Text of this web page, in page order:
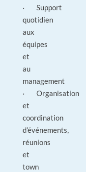
· Support
quotidien
aux
équipes
et
au
management
· Organisation
et
coordination
d’événements,
réunions
et
town